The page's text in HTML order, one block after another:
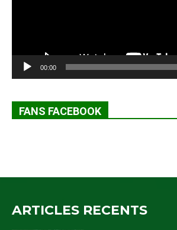
00:00
FANS FACEBOOK
ARTICLES RECENTS